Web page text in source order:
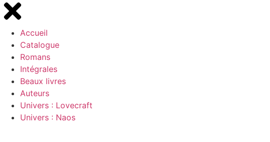
Accueil
Catalogue
Romans
Intégrales
Beaux livres
Auteurs
Univers : Lovecraft
Univers : Naos